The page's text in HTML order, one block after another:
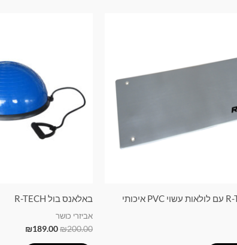
באלאנס בול R-TECH
אביזרי כושר
₪200.00
₪189.00